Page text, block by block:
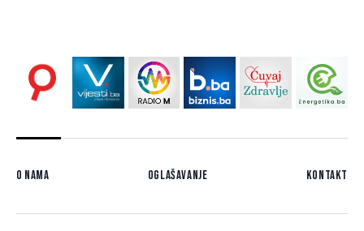
O nama Oglašavanje Kontakt